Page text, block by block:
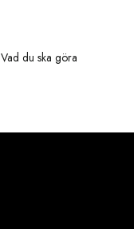
Vad du ska göra